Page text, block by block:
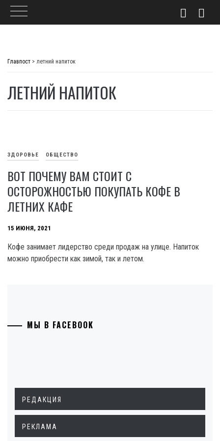
Главпост > летний напиток
ЛЕТНИЙ НАПИТОК
ЗДОРОВЬЕ ОБЩЕСТВО
ВОТ ПОЧЕМУ ВАМ СТОИТ С
ОСТОРОЖНОСТЬЮ ПОКУПАТЬ КОФЕ В
ЛЕТНИХ КАФЕ
15 ИЮНЯ, 2021
Кофе занимает лидерство среди продаж на улице. Напиток
можно приобрести как зимой, так и летом.
МЫ В FACEBOOK
РЕДАКЦИЯ
РЕКЛАМА